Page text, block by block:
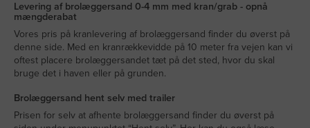
Levering af brolæggersand 0-4 mm med kran/grab - opnå
mængderabat
Vores pris på kranlevering af brolæggersand finder du øverst på
denne side. Med en kranrækkevidde på 10 meter fra vejen kan vi
oftest placere brolæggersandet tæt på det sted, hvor du skal
bruge det i haven eller på grunden.
Brolæggersand hent selv med trailer
Prisen for selv at afhente brolæggersand finder du øverst på